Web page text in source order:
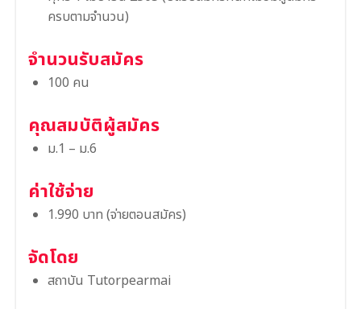
ครบตามจำนวน)
จำนวนรับสมัคร
100 คน
คุณสมบัติผู้สมัคร
ม.1 – ม.6
ค่าใช้จ่าย
1.990 บาท (จ่ายตอนสมัคร)
จัดโดย
สถาบัน Tutorpearmai